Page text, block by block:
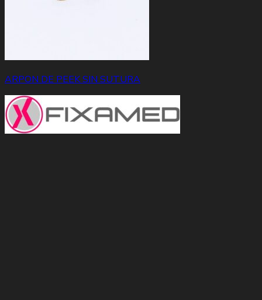
ARPON DE PEEK SIN SUTURA